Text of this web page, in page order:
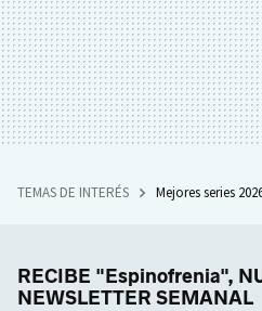
TEMAS DE INTERÉS Mejores series
RECIBE "Espinofrenia",
NEWSLETTER SEMANAL